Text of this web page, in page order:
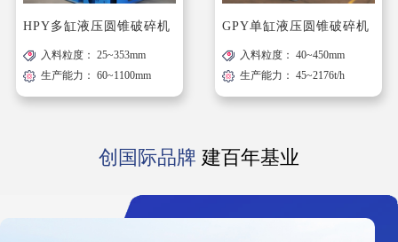
HPY多缸液压圆锥破碎机
入料粒度： 25~353mm
生产能力： 60~1100mm
GPY单缸液压圆锥破碎机
入料粒度： 40~450mm
生产能力： 45~2176t/h
创国际品牌 建百年基业